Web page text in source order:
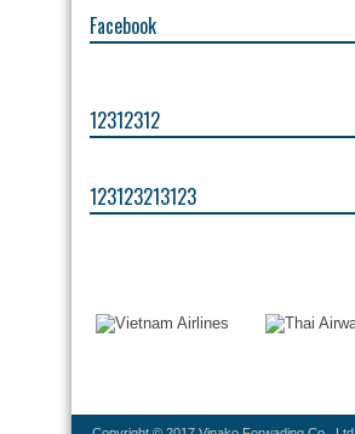
Facebook
12312312
123123213123